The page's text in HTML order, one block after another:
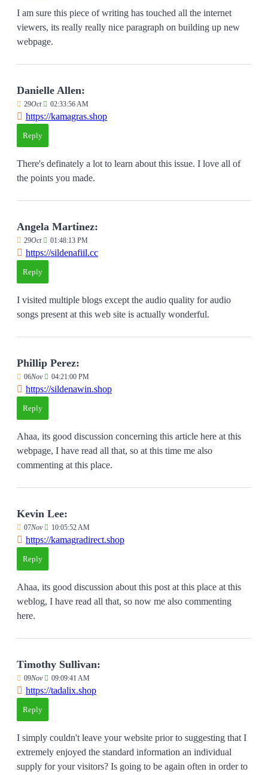
I am sure this piece of writing has touched all the internet
viewers, its really really nice paragraph on building up new
webpage.
Danielle Allen:
29Oct 02:33:56 AM
https://kamagras.shop
Reply
There's definately a lot to learn about this issue. I love all of
the points you made.
Angela Martinez:
29Oct 01:48:13 PM
https://sildenafiil.cc
Reply
I visited multiple blogs except the audio quality for audio
songs present at this web site is actually wonderful.
Phillip Perez:
06Nov 04:21:00 PM
https://sildenawin.shop
Reply
Ahaa, its good discussion concerning this article here at this
webpage, I have read all that, so at this time me also
commenting at this place.
Kevin Lee:
07Nov 10:05:52 AM
https://kamagradirect.shop
Reply
Ahaa, its good discussion about this post at this place at this
weblog, I have read all that, so now me also commenting
here.
Timothy Sullivan:
09Nov 09:09:41 AM
https://tadalix.shop
Reply
I simply couldn't leave your website prior to suggesting that I
extremely enjoyed the standard information an individual
supply for your visitors? Is going to be again often in order to